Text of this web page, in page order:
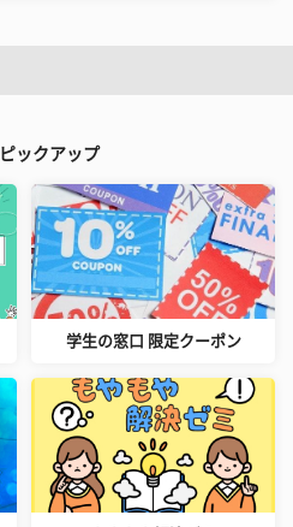
ックアップ
学生の窓口 限定クーポン